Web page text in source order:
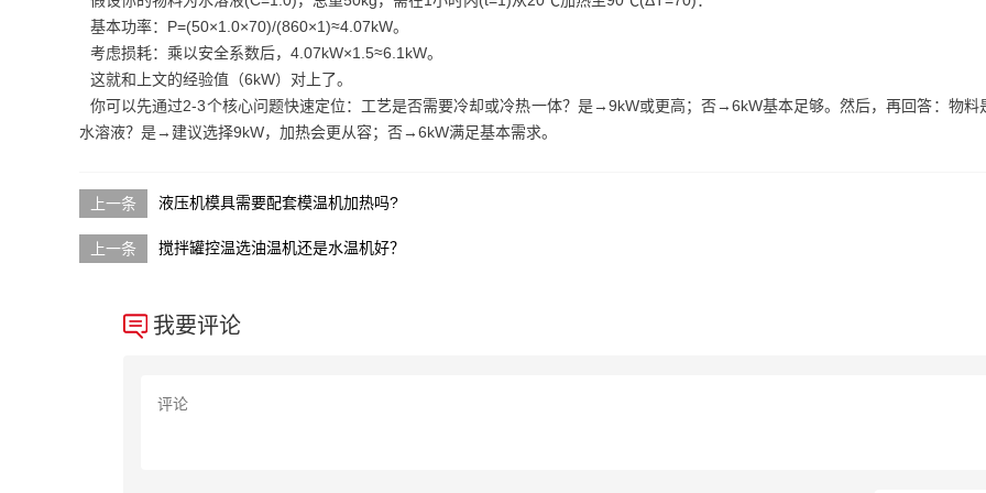
基本功率：P=(50×1.0×70)/(860×1)≈4.07kW。
考虑损耗：乘以安全系数后，4.07kW×1.5≈6.1kW。
这就和上文的经验值（6kW）对上了。
你可以先通过2-3个核心问题快速定位：工艺是否需要冷却或冷热一体？是→9kW或更高；否→6kW基本足够。然后，再回答：物料
水溶液？是→建议选择9kW，加热会更从容；否→6kW满足基本需求。
液压机模具需要配套模温机加热吗?
搅拌罐控温选油温机还是水温机好？
我要评论